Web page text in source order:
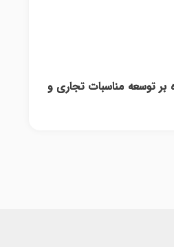
بر توسعه مناسبات تجاری و